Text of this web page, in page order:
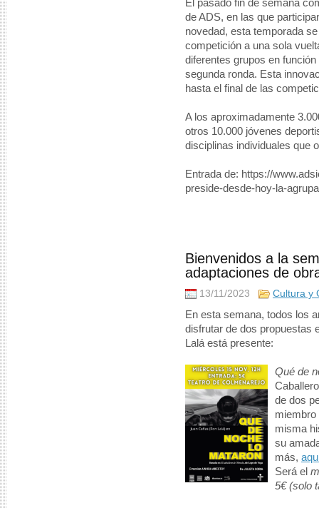
El pasado fin de semana
de ADS, en las que
novedad, esta temporada
competición a una sola
diferentes grupos en
segunda ronda. Esta
hasta el final de las
A los aproximadamente
otros 10.000 jóvenes
disciplinas individuales que
Entrada de: https://
preside-desde-hoy-la-
Bienvenidos a la
adaptaciones de
13/11/2023 Cultura y
En esta semana, todos los
disfrutar de dos propuestas
Lalá está presente:
Qué de
de dos
miembro
misma
su
más,
Será el
5€ (solo